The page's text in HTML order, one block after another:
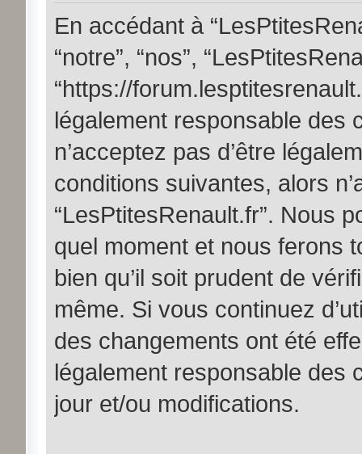
En accédant à
“notre”, “nos”,
“https://
légalement responsable des
n’acceptez pas d’être
conditions suivantes, alors
“LesPtitesRenault.fr”. Nous
quel moment et nous ferons
bien qu’il soit prudent de
même. Si vous continuez
des changements ont été
légalement responsable des
jour et/ou modifications.